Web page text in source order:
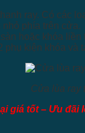
ray. Có các
nhỏ phía trên cửa.
hoặc khóa liền
kiện khóa và
Cửa lùa ray
giá tốt – Ưu đãi